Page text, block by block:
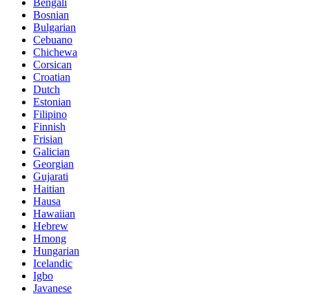
Bengali
Bosnian
Bulgarian
Cebuano
Chichewa
Corsican
Croatian
Dutch
Estonian
Filipino
Finnish
Frisian
Galician
Georgian
Gujarati
Haitian
Hausa
Hawaiian
Hebrew
Hmong
Hungarian
Icelandic
Igbo
Javanese